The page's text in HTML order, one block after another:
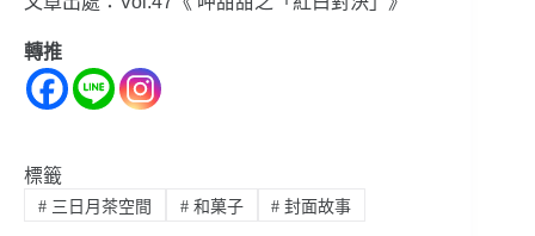
轉推
標籤
#三日月茶空間 #和菓子 # 封面故事